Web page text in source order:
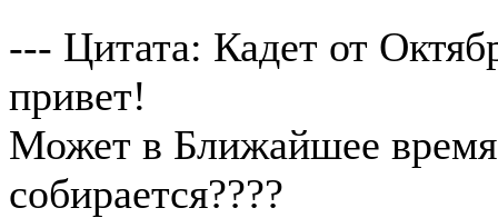
--- Цитата: Кадет от
привет!
Может в Ближайшее
собирается????